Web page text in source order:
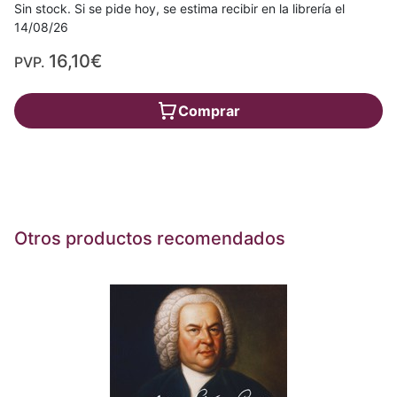
Sin stock. Si se pide hoy, se estima recibir en la librería el
14/08/26
PVP. 16,10€
Comprar
Otros productos recomendados